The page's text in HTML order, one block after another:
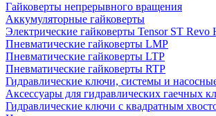
Гайковерты непрерывного вращения
Аккумуляторные гайковерты
Электрические гайковерты Tensor ST Revo
Пневматические гайковерты LMP
Пневматические гайковерты LTP
Пневматические гайковерты RTP
Гидравлические ключи, системы и
Аксессуары для гидравлических гаечных
Гидравлические ключи с квадратным